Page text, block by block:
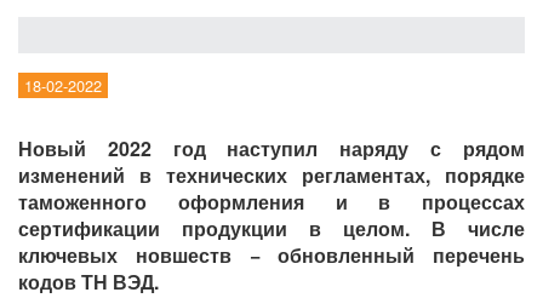
18-02-2022
Новый 2022 год наступил наряду с рядом
изменений в технических регламентах, порядке
таможенного оформления и в процессах
сертификации продукции в целом. В числе
ключевых новшеств − обновленный перечень
кодов ТН ВЭД.